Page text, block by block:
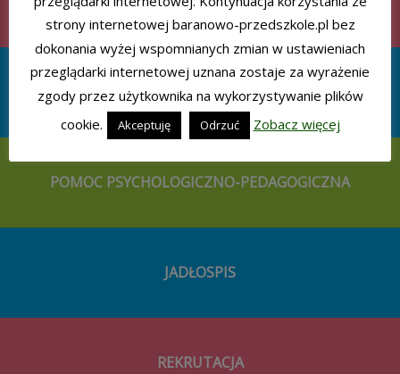
AKCJE CHARYTATYWNE
POMOC PSYCHOLOGICZNO-PEDAGOGICZNA
JADŁOSPIS
REKRUTACJA
strony internetowej baranowo-przedszkole.pl bez
dokonania wyżej wspomnianych zmian w ustawieniach
przeglądarki internetowej uznana zostaje za wyrażenie
zgody przez użytkownika na wykorzystywanie plików
cookie.
Akceptuję Odrzuć Zobacz więcej